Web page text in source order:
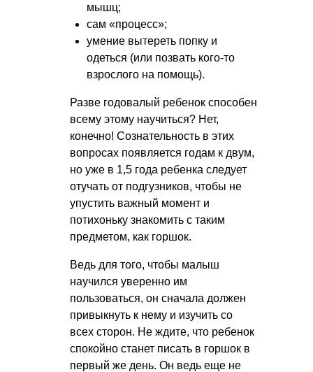
мышц;
сам «процесс»;
умение вытереть попку и
одеться (или позвать кого-то
взрослого на помощь).
Разве годовалый ребенок способен
всему этому научиться? Нет,
конечно! Сознательность в этих
вопросах появляется годам к двум,
но уже в 1,5 года ребенка следует
отучать от подгузников, чтобы не
упустить важный момент и
потихоньку знакомить с таким
предметом, как горшок.
Ведь для того, чтобы малыш
научился уверенно им
пользоваться, он сначала должен
привыкнуть к нему и изучить со
всех сторон. Не ждите, что ребенок
спокойно станет писать в горшок в
первый же день. Он ведь еще не